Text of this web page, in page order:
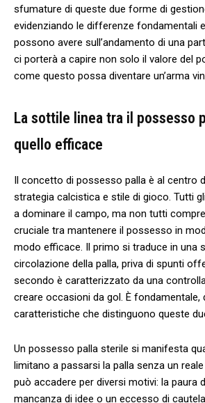
sfumature di queste due forme di
evidenziando le differenze fondamentali
possono avere⁤ sull’andamento ‌di una
ci⁣ porterà a capire ‍non solo il valore ‍del
come questo possa diventare un’arma
La sottile linea tra il possesso
quello efficace
Il⁢ concetto​ di possesso palla è al centro
strategia calcistica⁢ e stile⁤ di gioco. ⁢Tutti
a ‍dominare ​il campo, ma⁤ non tutti
cruciale tra mantenere il possesso ⁣in​
modo efficace.⁢ Il ⁤primo si​ traduce⁤ in una
circolazione della‌ palla, priva di spunti
secondo è‌ caratterizzato da una
creare‌ occasioni da gol. È fondamentale,
⁣caratteristiche ‍che‌ distinguono‍ queste‍
Un⁢ possesso palla sterile​ si manifesta
limitano‍ a passarsi ⁢la palla senza⁢ un
può accadere per diversi ⁢motivi: la paura
mancanza di idee‍ o‍ un ⁣eccesso ‍di